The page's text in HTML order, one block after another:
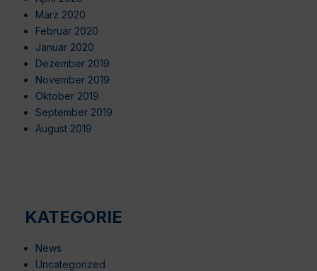
März 2020
Februar 2020
Januar 2020
Dezember 2019
November 2019
Oktober 2019
September 2019
August 2019
KATEGORIE
News
Uncategorized